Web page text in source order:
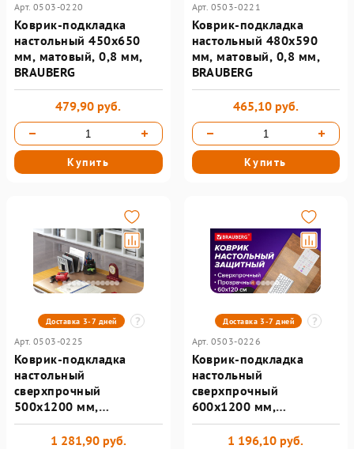
Арт. 0503-0220
Коврик-подкладка
настольный 450х650
мм, матовый, 0,8 мм,
BRAUBERG
479,90 руб.
Купить
Арт. 0503-0221
Коврик-подкладка
настольный 480х590
мм, матовый, 0,8 мм,
BRAUBERG
465,10 руб.
Купить
Доставка 3-7 дней
Арт. 0503-0225
Коврик-подкладка
настольный
сверхпрочный
500х1200 мм,
прозрачный, 1 мм,
BRAUBERG1 281,90 руб.
Доставка 3-7 дней
Арт. 0503-0226
Коврик-подкладка
настольный
сверхпрочный
600х1200 мм,
прозрачный, 0,8 мм,
BRAUBERG, рулон
1 196,10 руб.